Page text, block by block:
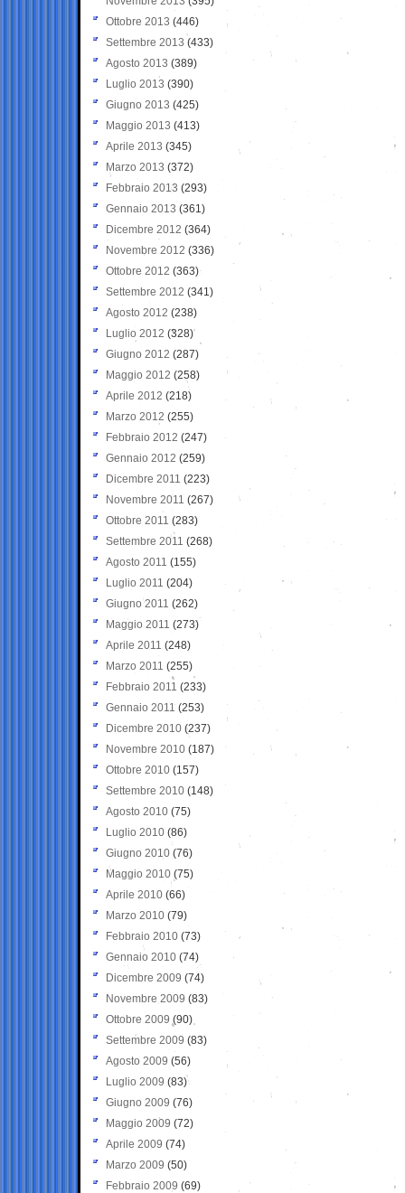
Ottobre 2013 (446)
Settembre 2013 (433)
Agosto 2013 (389)
Luglio 2013 (390)
Giugno 2013 (425)
Maggio 2013 (413)
Aprile 2013 (345)
Marzo 2013 (372)
Febbraio 2013 (293)
Gennaio 2013 (361)
Dicembre 2012 (364)
Novembre 2012 (336)
Ottobre 2012 (363)
Settembre 2012 (341)
Agosto 2012 (238)
Luglio 2012 (328)
Giugno 2012 (287)
Maggio 2012 (258)
Aprile 2012 (218)
Marzo 2012 (255)
Febbraio 2012 (247)
Gennaio 2012 (259)
Dicembre 2011 (223)
Novembre 2011 (267)
Ottobre 2011 (283)
Settembre 2011 (268)
Agosto 2011 (155)
Luglio 2011 (204)
Giugno 2011 (262)
Maggio 2011 (273)
Aprile 2011 (248)
Marzo 2011 (255)
Febbraio 2011 (233)
Gennaio 2011 (253)
Dicembre 2010 (237)
Novembre 2010 (187)
Ottobre 2010 (157)
Settembre 2010 (148)
Agosto 2010 (75)
Luglio 2010 (86)
Giugno 2010 (76)
Maggio 2010 (75)
Aprile 2010 (66)
Marzo 2010 (79)
Febbraio 2010 (73)
Gennaio 2010 (74)
Dicembre 2009 (74)
Novembre 2009 (83)
Ottobre 2009 (90)
Settembre 2009 (83)
Agosto 2009 (56)
Luglio 2009 (83)
Giugno 2009 (76)
Maggio 2009 (72)
Aprile 2009 (74)
Marzo 2009 (50)
Febbraio 2009 (69)